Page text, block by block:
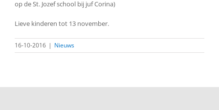
op de St. Jozef school bij juf Corina)
Lieve kinderen tot 13 november.
16-10-2016 | Nieuws